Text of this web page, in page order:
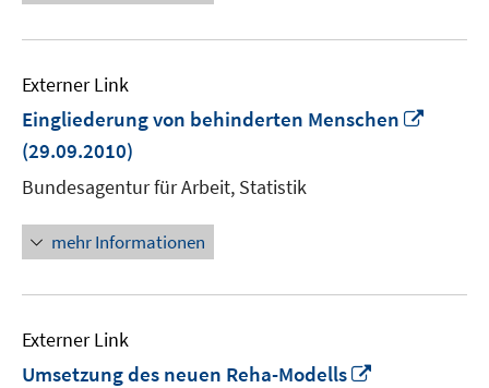
Externer Link
Eingliederung von behinderten Menschen
(29.09.2010)
Bundesagentur für Arbeit, Statistik
mehr Informationen
Externer Link
Umsetzung des neuen Reha-Modells